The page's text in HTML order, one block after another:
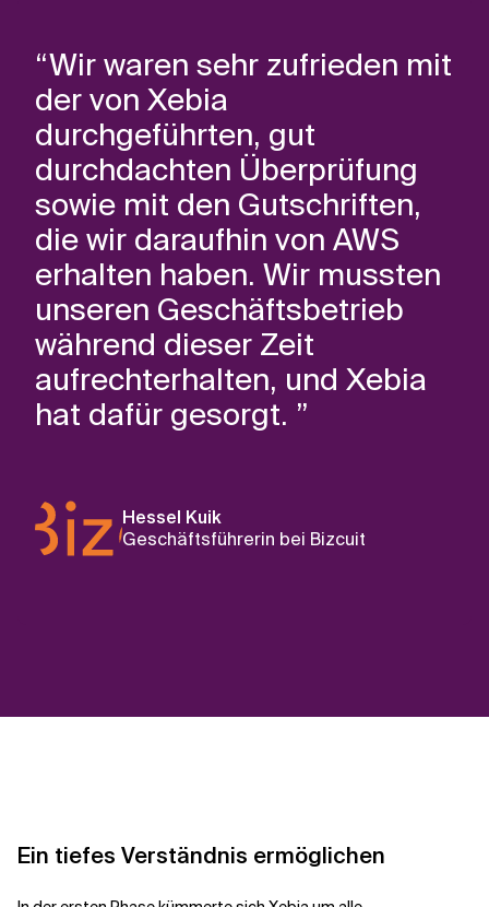
“Wir waren sehr zufrieden mit
der von Xebia
durchgeführten, gut
durchdachten Überprüfung
sowie mit den Gutschriften,
die wir daraufhin von AWS
erhalten haben. Wir mussten
unseren Geschäftsbetrieb
während dieser Zeit
aufrechterhalten, und Xebia
hat dafür gesorgt. ”
Hessel Kuik
Geschäftsführerin bei Bizcuit
Ein tiefes Verständnis ermöglichen